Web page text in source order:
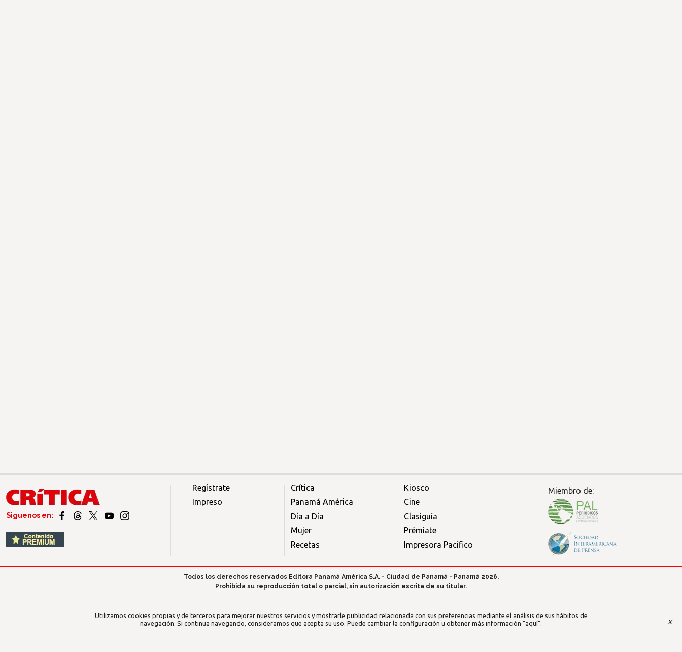
Siguenos en:
Regístrate
Impreso
Crítica
Panamá América
Día a Día
Mujer
Recetas
Kiosco
Cine
Clasiguía
Prémiate
Impresora Pacífico
Miembro de:
Todos los derechos reservados Editora Panamá América S.A. - Ciudad de Panamá - Panamá 2026.
Prohibida su reproducción total o parcial, sin autorización escrita de su titular.
Utilizamos cookies propias y de terceros para mejorar nuestros servicios y mostrarle publicidad relacionada con sus preferencias mediante el análisis de sus hábitos de
navegación. Si continua navegando, consideramos que acepta su uso. Puede cambiar la configuración u obtener más información "aquí". x